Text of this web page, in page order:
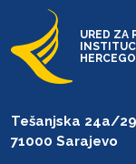
URED ZA
Tešanjska 24a/29
71000 Sarajevo